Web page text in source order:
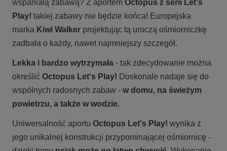
wspaniałą zabawą? Z aportem Octopus z serii Let's
Play! takiej zabawy nie będzie końca! Europejska
marka Kiwi Walker projektując tą uroczą ośmiorniczkę
zadbała o każdy, nawet najmniejszy szczegół.
Lekka i bardzo wytrzymała - tak zdecydowanie można
określić Octopus Let's Play! Doskonale nadaje się do
wspólnych radosnych zabaw - w domu, na świeżym
powietrzu, a także w wodzie.
Uniwersalność aportu Octopus Let's Play! wynika z
jego unikalnej konstrukcji przypominającej ośmiornicę -